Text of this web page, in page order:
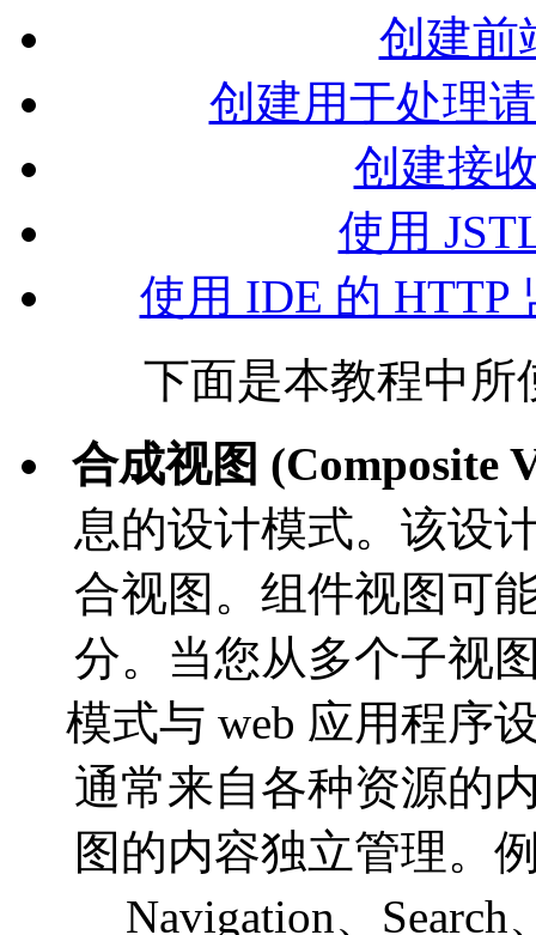
创建前
创建用于处理
创建接
使用
使用 IDE 的 HTTP
下面是本教程中所
合成视图 (Composite
息的设计模式。该设
合视图。组件视图可
分。当您从多个子视
模式与 web 应用程序
通常来自各种资源的
图的内容独立管理。
Navigation、Search